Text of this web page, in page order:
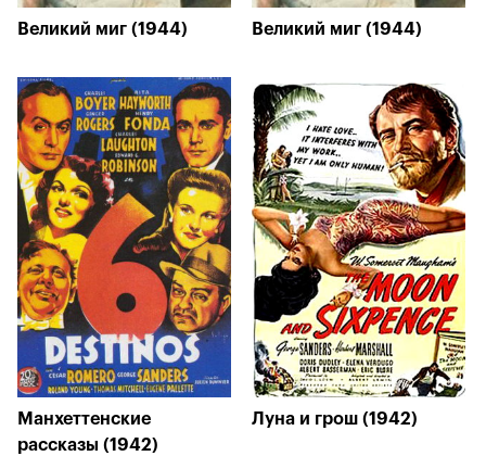
Великий миг (1944) Великий миг (1944)
Манхеттенские
рассказы (1942)
Луна и грош (1942)